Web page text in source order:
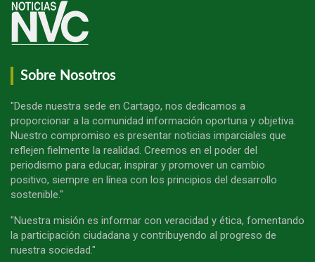
Sobre Nosotros
"Desde nuestra sede en Cartago, nos dedicamos a
proporcionar a la comunidad información oportuna y objetiva.
Nuestro compromiso es presentar noticias imparciales que
reflejen fielmente la realidad. Creemos en el poder del
periodismo para educar, inspirar y promover un cambio
positivo, siempre en línea con los principios del desarrollo
sostenible."
"Nuestra misión es informar con veracidad y ética, fomentando
la participación ciudadana y contribuyendo al progreso de
nuestra sociedad."